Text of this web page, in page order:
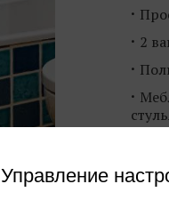
2
Управление